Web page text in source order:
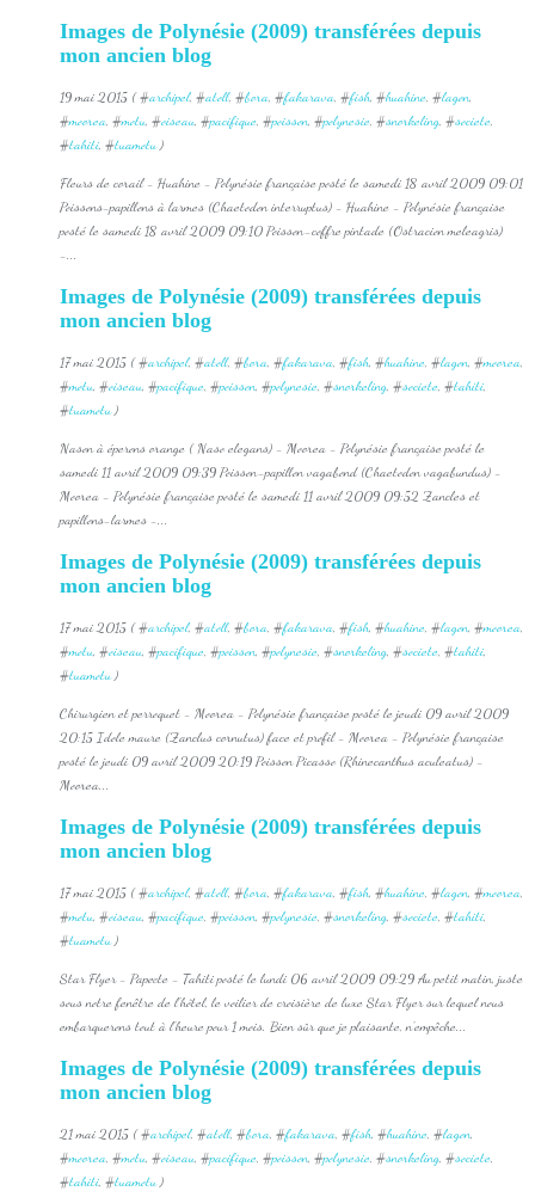
Images de Polynésie (2009) transférées depuis
mon ancien blog
19 mai 2015 ( #archipel, #atoll, #bora, #fakarava, #fish, #huahine, #lagon,
#moorea, #motu, #oiseau, #pacifique, #poisson, #polynesie, #snorkeling, #societe,
#tahiti, #tuamotu)
Fleurs de corail - Huahine - Polynésie française posté le samedi 18 avril 2009 09:01
Poissons-papillons à larmes (Chaetodon interruptus) - Huahine - Polynésie française
posté le samedi 18 avril 2009 09:10 Poisson-coffre pintade (Ostracion meleagris)
-...
Images de Polynésie (2009) transférées depuis
mon ancien blog
17 mai 2015 ( #archipel, #atoll, #bora, #fakarava, #fish, #huahine, #lagon, #moorea,
#motu, #oiseau, #pacifique, #poisson, #polynesie, #snorkeling, #societe, #tahiti,
#tuamotu)
Nason à éperons orange ( Naso elegans) - Moorea - Polynésie française posté le
samedi 11 avril 2009 09:39 Poisson-papillon vagabond (Chaetodon vagabundus) -
Moorea - Polynésie française posté le samedi 11 avril 2009 09:52 Zancles et
papillons-larmes -...
Images de Polynésie (2009) transférées depuis
mon ancien blog
17 mai 2015 ( #archipel, #atoll, #bora, #fakarava, #fish, #huahine, #lagon, #moorea,
#motu, #oiseau, #pacifique, #poisson, #polynesie, #snorkeling, #societe, #tahiti,
#tuamotu)
Chirurgien et perroquet - Moorea - Polynésie française posté le jeudi 09 avril 2009
20:15 Idole maure (Zanclus cornutus) face et profil - Moorea - Polynésie française
posté le jeudi 09 avril 2009 20:19 Poisson Picasso (Rhinecanthus aculeatus) -
Moorea...
Images de Polynésie (2009) transférées depuis
mon ancien blog
17 mai 2015 ( #archipel, #atoll, #bora, #fakarava, #fish, #huahine, #lagon, #moorea,
#motu, #oiseau, #pacifique, #poisson, #polynesie, #snorkeling, #societe, #tahiti,
#tuamotu)
Star Flyer - Papeete - Tahiti posté le lundi 06 avril 2009 09:29 Au petit matin, juste
sous notre fenêtre de l'hôtel, le voilier de croisière de luxe Star Flyer sur lequel nous
embarquerons tout à l'heure pour 1 mois. Bien sûr que je plaisante, n'empêche...
Images de Polynésie (2009) transférées depuis
mon ancien blog
21 mai 2015 ( #archipel, #atoll, #bora , #fakarava , #fish, #huahine , #lagon,
#moorea , #motu, #oiseau, #pacifique , #poisson, #polynesie , #snorkeling , #societe
#tahiti, #tuamotu)